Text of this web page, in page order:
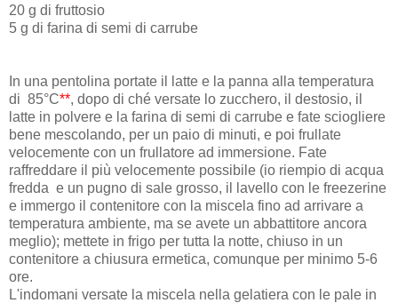
20 g di fruttosio
5 g di farina di semi di carrube
In una pentolina portate il latte e la panna alla temperatura
di 85°C**, dopo di ché versate lo zucchero, il destosio, il
latte in polvere e la farina di semi di carrube e fate sciogliere
bene mescolando, per un paio di minuti, e poi frullate
velocemente con un frullatore ad immersione. Fate
raffreddare il più velocemente possibile (io riempio di acqua
fredda e un pugno di sale grosso, il lavello con le freezerine
e immergo il contenitore con la miscela fino ad arrivare a
temperatura ambiente, ma se avete un abbattitore ancora
meglio); mettete in frigo per tutta la notte, chiuso in un
contenitore a chiusura ermetica, comunque per minimo 5-6
ore.
L'indomani versate la miscela nella gelatiera con le pale in